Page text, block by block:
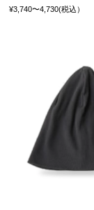
¥3,740〜4,730(税込）